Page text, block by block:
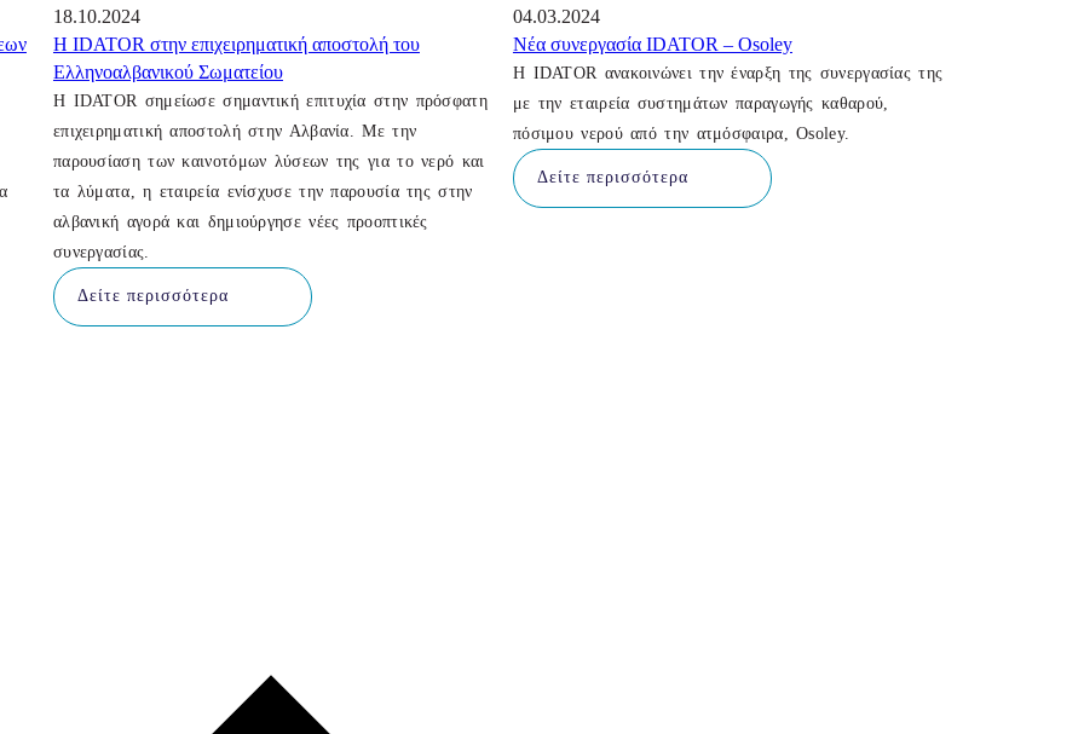
18.10.2024
H IDATOR στην επιχειρηματική αποστολή του
Ελληνοαλβανικού Σωματείου
Η IDATOR σημείωσε σημαντική επιτυχία στην πρόσφατη
επιχειρηματική αποστολή στην Αλβανία. Με την
παρουσίαση των καινοτόμων λύσεων της για το νερό και
τα λύματα, η εταιρεία ενίσχυσε την παρουσία της στην
αλβανική αγορά και δημιούργησε νέες προοπτικές
συνεργασίας.
Δείτε περισσότερα
04.03.2024
Νέα συνεργασία IDATOR – Osoley
Η IDATOR ανακοινώνει την έναρξη της συνεργασίας της
με την εταιρεία συστημάτων παραγωγής καθαρού,
πόσιμου νερού από την ατμόσφαιρα, Osoley.
Δείτε περισσότερα